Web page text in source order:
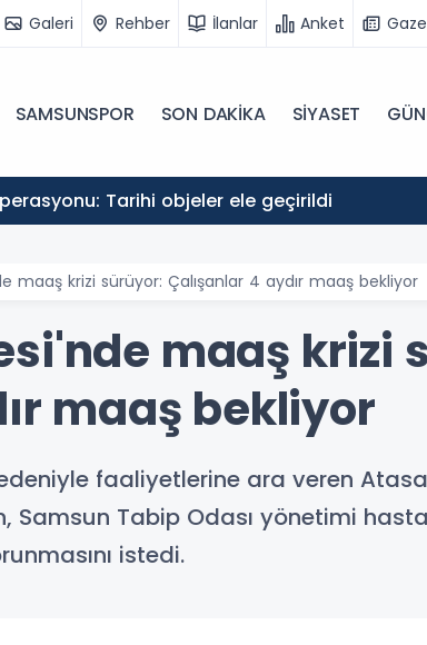
Galeri Rehber İlanlar Anket
SAMSUNSPOR SON DAKİKA SİYASET
Tarihi objeler ele geçirildi
maaş krizi sürüyor: Çalışanlar 4 aydır maaş bekliyor
maaş krizi
maaş bekliyor
faaliyetlerine ara veren
Samsun Tabip Odası yönetimi
istedi.